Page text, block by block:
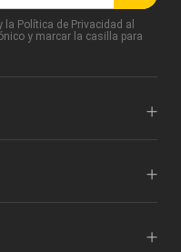
la Política de Privacidad al
y marcar la casilla para